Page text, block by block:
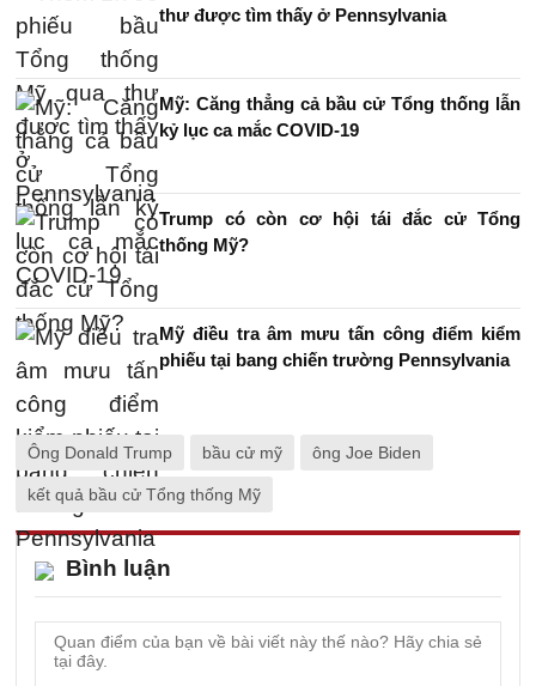
thư được tìm thấy ở Pennsylvania
Mỹ: Căng thẳng cả bầu cử Tổng thống lẫn
kỷ lục ca mắc COVID-19
Trump có còn cơ hội tái đắc cử Tổng
thống Mỹ?
Mỹ điều tra âm mưu tấn công điểm kiểm
phiếu tại bang chiến trường Pennsylvania
Ông Donald Trump bầu cử mỹ ông Joe Biden
kết quả bầu cử Tổng thống Mỹ
Bình luận